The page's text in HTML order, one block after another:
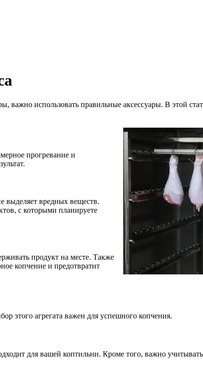
важно использовать правильные аксессуары. В этой
прогревание и
выделяет вредных веществ.
с которыми планируете
продукт на месте. Также
копчение и предотвратит
этого агрегата важен для успешного копчения.
для вашей коптильни. Кроме того, важно